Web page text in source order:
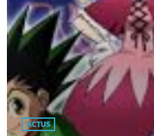
ACTUS